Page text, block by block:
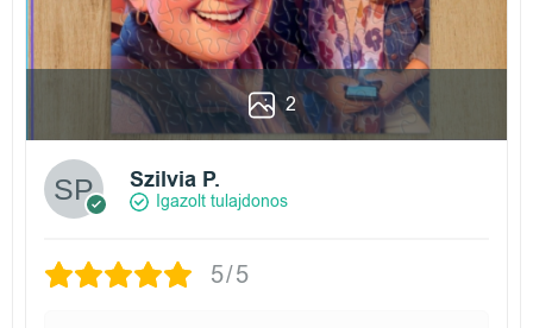
2
Szilvia P.
Igazolt tulajdonos
5/5